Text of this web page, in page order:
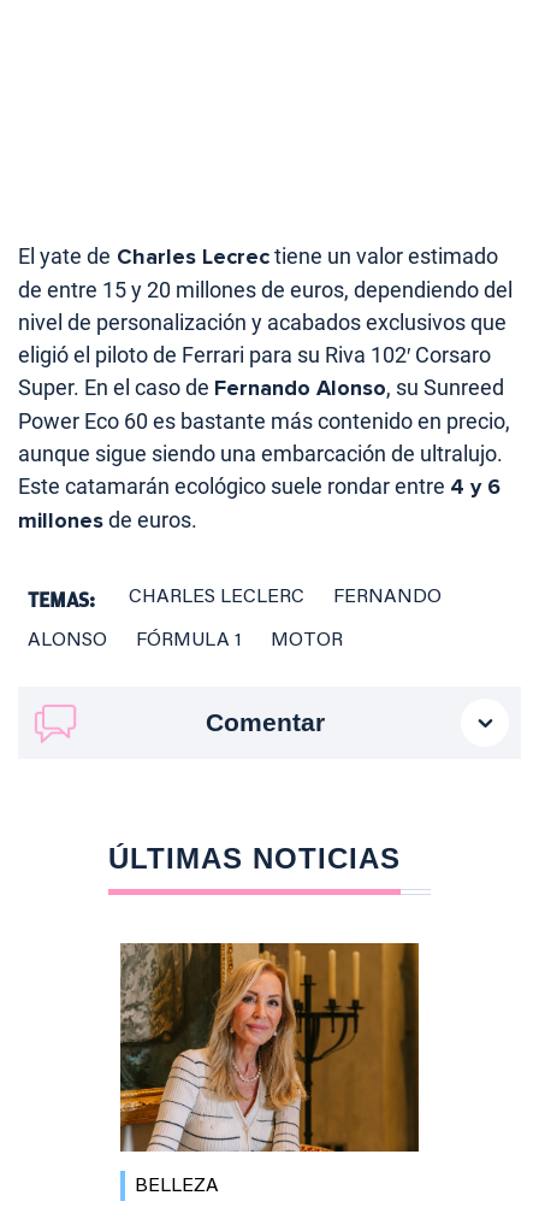
El yate de Charles Lecrectiene un valor estimado
de entre 15 y 20 millones de euros, dependiendo del
nivel de personalización y acabados exclusivos que
eligió el piloto de Ferrari para su Riva 102′ Corsaro
Super. En el caso de Fernando Alonso, su Sunreed
Power Eco 60 es bastante más contenido en precio,
aunque sigue siendo una embarcación de ultralujo.
Este catamarán ecológico suele rondar entre 4 y 6
millonesde euros.
TEMAS: CHARLES LECLERC FERNANDO
ALONSO FÓRMULA 1 MOTOR
Comentar
ÚLTIMAS NOTICIAS
BELLEZA